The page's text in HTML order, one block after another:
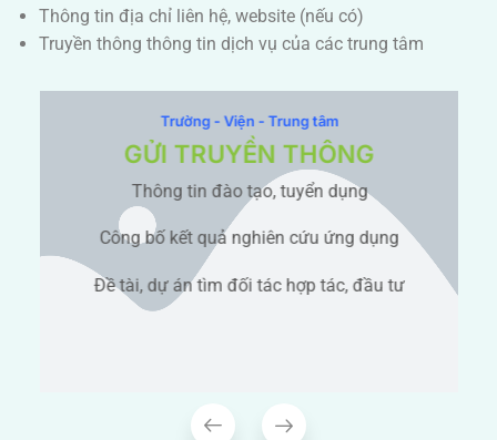
Thông tin địa chỉ liên hệ, website (nếu có)
Truyền thông thông tin dịch vụ của các trung tâm
Trường - Viện - Trung tâm
GỬI TRUYỀN THÔNG
Thông tin đào tạo, tuyển dụng
Công bố kết quả nghiên cứu ứng dụng
Đề tài, dự án tìm đối tác hợp tác, đầu tư